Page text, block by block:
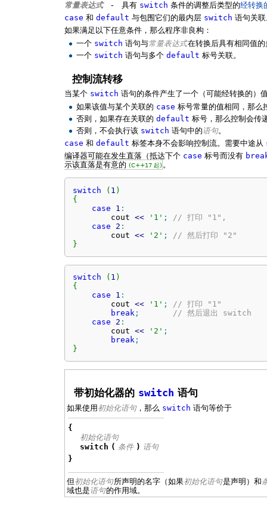
常量表达式
- 具有 switch 条件的调整后类型的经转换
case 和 default 与包围它们的最内层 switch 语句关
如果满足以下任意条件，那么程序非良构：
一个 switch 语句与常量表达式在转换后具有相同值
一个 switch 语句与多个default 标号关联。
控制流转移
当某个 switch 语句的条件产生了一个（可能经转换的）
如果该值与某个关联的 case 标号常量的值相同，那
否则，如果存在关联的default 标号，那么控制会传
否则，不会执行该 switch 语句中的语句。
case 和 default 标签本身不会影响控制流。需要中途从
编译器可能在发生直落（抵达下个 case 标号而没有
示该直落是有意的 (C++17 起) 。
switch ( 1 )
{
case
1 :
        cout
<< '1' ;
// 打印 "1",
case
2 :
        cout
<< '2' ;
// 然后打印 "2"
}
switch ( 1 )
{
case
1 :
        cout
<< '1' ;
// 打印 "1"
break;
// 然后退出 switch
case
2 :
        cout
<< '2' ;
break;
}
带初始化器的 switch 语句
如果使用 初始化语句，那么 switch 语句等价于
{
初始化语句
switch ( 条件 ) 语句
}
但初始化语句所声明的名字（如果初始化语句是声明）和
域也是语句的作用域。